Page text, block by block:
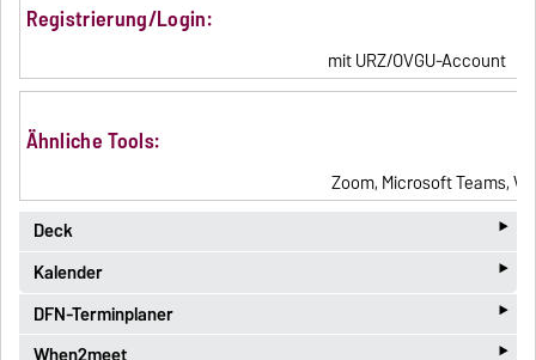
DFN-Terminplaner ‣
Registrierung/Login:
mit URZ/OVGU-Account
Ähnliche Tools:
Zoom, Microsoft Teams,
multifunktional
jede-/r Studierende hat schon einen Account
Deck ‣
Name:
Kalender ‣
Name: